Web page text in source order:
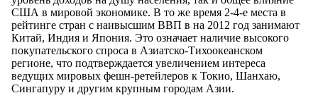
США в мировой экономике. В то же время 2-4-е места в
рейтинге стран с наивысшим ВВП в на 2012 год занимают
Китай, Индия и Япония. Это означает наличие высокого
покупательского спроса в Азиатско-Тихоокеанском
регионе, что подтверждается увеличением интереса
ведущих мировых фешн-ретейлеров к Токио, Шанхаю,
Сингапуру и другим крупным городам Азии.